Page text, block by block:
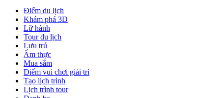
Điểm du lịch
Khám phá 3D
Lữ hành
Tour du lịch
Lưu trú
Ẩm thực
Mua sắm
Điểm vui chơi giải trí
Tạo lịch trình
Lịch trình tour